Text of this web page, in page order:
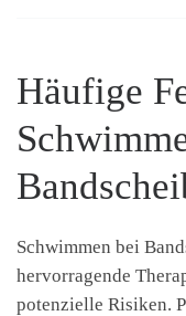
Häufige
Schwimmen bei
hervorragende
potenzielle Risiken.